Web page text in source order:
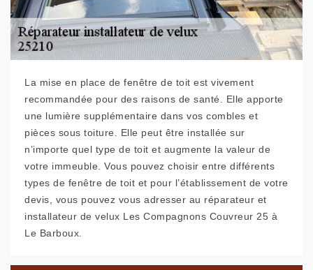
La mise en place de fenêtre de toit est vivement
recommandée pour des raisons de santé. Elle apporte
une lumière supplémentaire dans vos combles et
pièces sous toiture. Elle peut être installée sur
n’importe quel type de toit et augmente la valeur de
votre immeuble. Vous pouvez choisir entre différents
types de fenêtre de toit et pour l’établissement de votre
devis, vous pouvez vous adresser au réparateur et
installateur de velux Les Compagnons Couvreur 25 à
Le Barboux.